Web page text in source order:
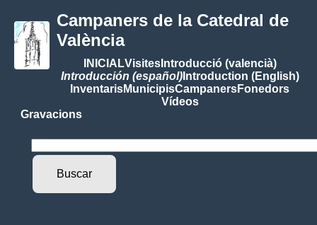
Campaners de la Catedral de
València
INICIALVisitesIntroducció (valencià)
Introducción (español)Introduction (English)
InventarisMunicipisCampanersFonedors
Vídeos
Gravacions